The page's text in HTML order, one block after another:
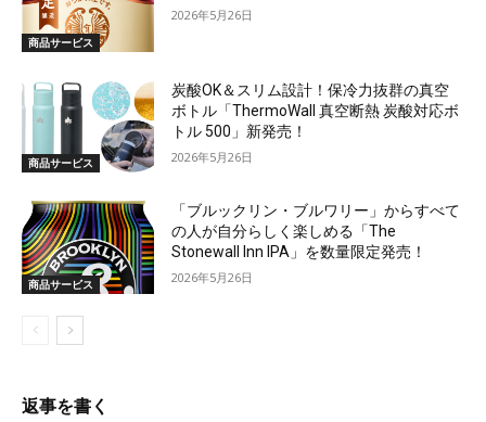
商品サービス
2026年5月26日
商品サービス
炭酸OK＆スリム設計！保冷力抜群の真空
ボトル「ThermoWall 真空断熱 炭酸対応ボ
トル 500」新発売！
2026年5月26日
商品サービス
「ブルックリン・ブルワリー」からすべて
の人が自分らしく楽しめる「The
Stonewall Inn IPA」を数量限定発売！
2026年5月26日
返事を書く